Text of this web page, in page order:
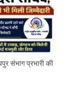
संभाग प्रभारी की